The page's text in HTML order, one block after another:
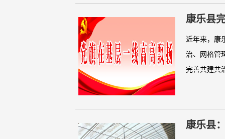
康乐县
近年来，康
治、网格管
完善共建共
康乐县